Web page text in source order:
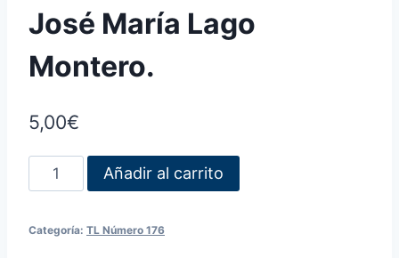
José María Lago
Montero.
5,00€
Añadir al carrito
Categoría: TL Número 176